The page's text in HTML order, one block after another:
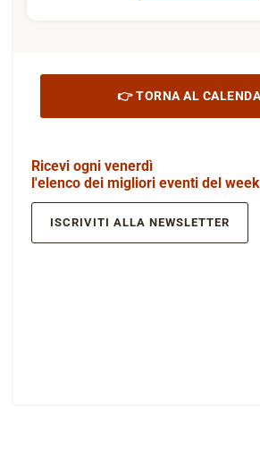
👉 TORNA AL
Ricevi ogni venerdì
l'elenco dei migliori eventi del
ISCRIVITI ALLA NEWSLETTER